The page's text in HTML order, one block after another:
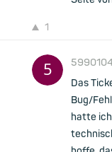
1
Das
Bug/
hatte